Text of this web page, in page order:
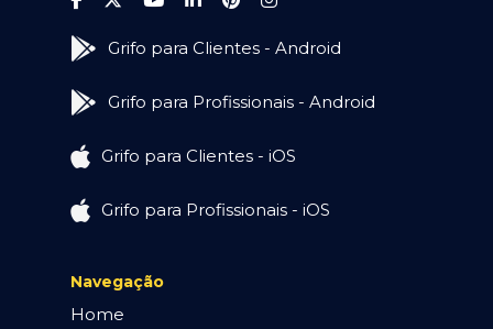
Grifo para Clientes - Android
Grifo para Profissionais - Android
Grifo para Clientes - iOS
Grifo para Profissionais - iOS
Navegação
Home